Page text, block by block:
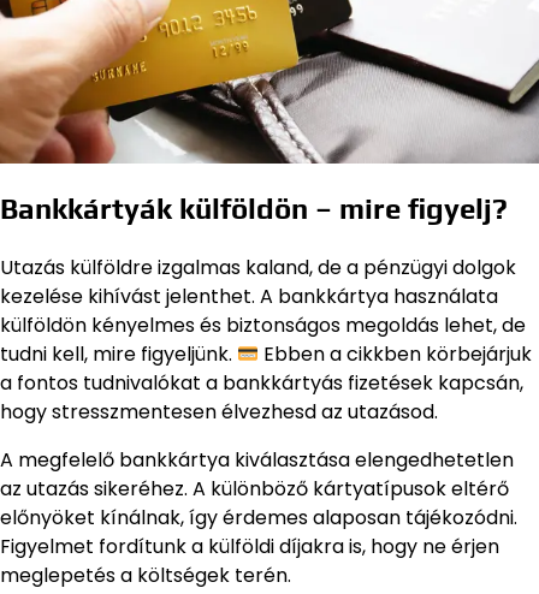
Bankkártyák külföldön – mire figyelj?
Utazás külföldre izgalmas kaland, de a pénzügyi dolgok
kezelése kihívást jelenthet. A bankkártya használata
külföldön kényelmes és biztonságos megoldás lehet, de
tudni kell, mire figyeljünk.
Ebben a cikkben körbejárjuk
a fontos tudnivalókat a bankkártyás fizetések kapcsán,
hogy stresszmentesen élvezhesd az utazásod.
A megfelelő bankkártya kiválasztása elengedhetetlen
az utazás sikeréhez. A különböző kártyatípusok eltérő
előnyöket kínálnak, így érdemes alaposan tájékozódni.
Figyelmet fordítunk a külföldi díjakra is, hogy ne érjen
meglepetés a költségek terén.